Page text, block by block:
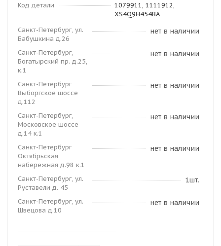
Код детали
1079911, 1111912,
XS4Q9H454BA
Санкт-Петербург, ул.
Бабушкина д.26
нет в наличии
Санкт-Петербург,
Богатырский пр. д.25,
к.1
нет в наличии
Санкт-Петербург
Выборгское шоссе
д.112
нет в наличии
Санкт-Петербург,
Московское шоссе
д.14 к.1
нет в наличии
Санкт-Петербург
Октябрьская
набережная д.98 к.1
нет в наличии
Санкт-Петербург, ул.
Руставели д. 45
1шт.
Санкт-Петербург, ул.
Швецова д.10
нет в наличии